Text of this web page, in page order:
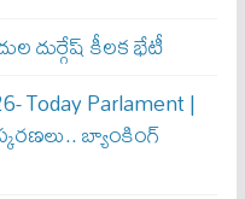
దుర్గేష్‌ కీలక భేటీ
Today Parlament |
బ్యాంకింగ్